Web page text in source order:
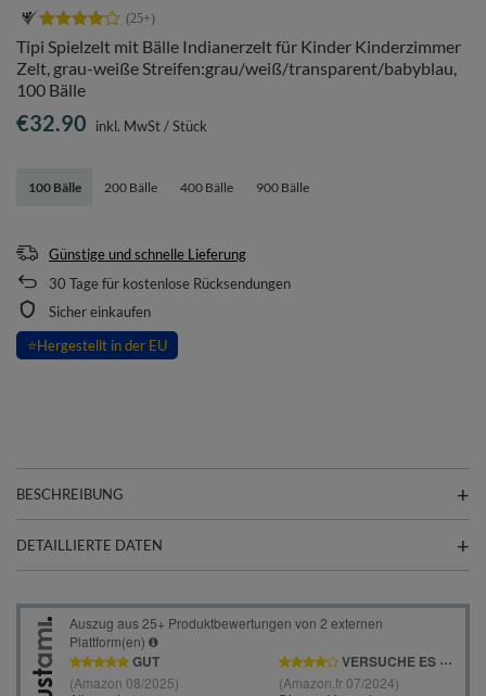
Tipi Spielzelt mit Bälle Indianerzelt für Kinder Kinderzimmer
Zelt, grau-weiße Streifen:grau/weiß/transparent/babyblau,
100 Bälle
100 Bälle 200 Bälle 400 Bälle 900 Bälle
€32.90 inkl. MwSt/Stück
Günstige und schnelle Lieferung
30 Tage für kostenlose Rücksendungen
Sicher einkaufen
⭐Hergestellt in der EU
BESCHREIBUNG
DETAILLIERTE DATEN